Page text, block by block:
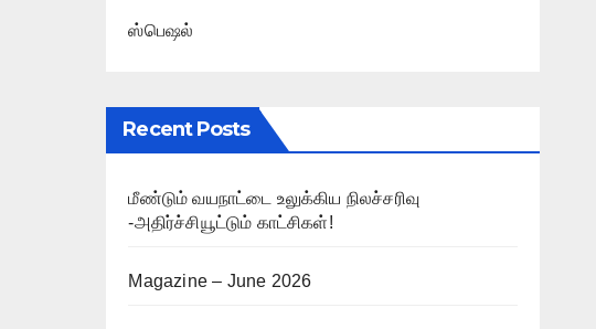
ஸ்பெஷல்
Recent Posts
மீண்டும் வயநாட்டை உலுக்கிய நிலச்சரிவு
-அதிர்ச்சியூட்டும் காட்சிகள்!
Magazine – June 2026